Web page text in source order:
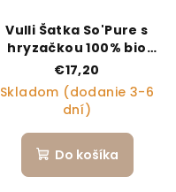
Vulli Šatka So'Pure s
hryzačkou 100% bio
bavlna
€17,20
Skladom (dodanie 3-6
dní)
Do košíka